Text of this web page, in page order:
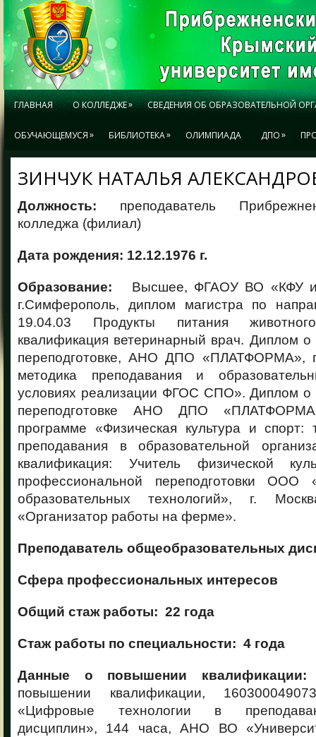
ГЛАВНАЯ О КОЛЛЕДЖЕ» СВЕДЕНИЯ ОБ ОБРАЗОВАТЕЛЬНОЙ
ОБУЧАЮЩЕМУСЯ» БИБЛИОТЕКА» ОЛИМПИАДА ДПО»
ЗИНЧУК НАТАЛЬЯ
Должность: преподаватель
колледжа (филиал)
Дата рождения: 12.12.1976 г.
Образование:
Высшее, ФГАОУ ВО «КФУ
г.Симферополь, диплом магистра по
19.04.03 Продукты питания
квалификация ветеринарный врач. Диплом
переподготовке, АНО ДПО «ПЛАТФОРМА»,
методика преподавания и
условиях реализации ФГОС СПО». Диплом о
переподготовке АНО ДПО
программе «Физическая культура и спорт:
преподавания в образовательной
квалификация: Учитель физической
профессиональной переподготовки ООО
образовательных технологий», г.
«Организатор работы на ферме».
Преподаватель общеобразовательных
Сфера профессиональных интересов
Общий стаж работы: 22 года
Стаж работы по специальности: 4 года
Данные о повышении квалификации:
повышении квалификации,
«Цифровые технологии в
дисциплин», 144 часа, АНО ВО